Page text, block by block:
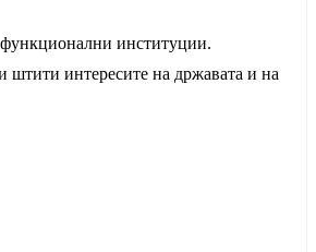
функционални институции.
штити интересите на државата и на